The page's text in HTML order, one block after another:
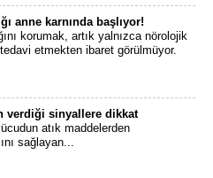
anne karnında başlıyor!
korumak, artık yalnızca nörolojik
tedavi etmekten ibaret görülmüyor.
verdiği sinyallere dikkat
atık maddelerden
sağlayan...